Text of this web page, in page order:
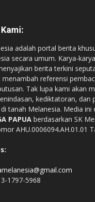
adalah portal berita
secara umum. Karya-
berita terkini
menambah referensi
Tak lupa kami akan
kediktatoran, dan
tanah Melanesia. Media ini
PAPUA berdasarkan SK
AHU.0006094.AH.01.01
1797-5968